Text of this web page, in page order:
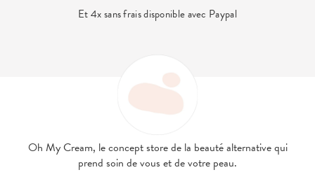
Et 4x sans frais disponible avec Paypal
Oh My Cream, le concept store de la beauté alternative qui
prend soin de vous et de votre peau.